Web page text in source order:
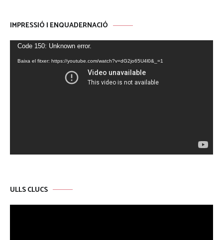
IMPRESSIÓ I ENQUADERNACIÓ
Reproductor
vídeo
Code 150: Unknown error.
Baixa el fitxer: https://youtube.com/watch?v=dG2jo65U4l0&_=1
ULLS CLUCS